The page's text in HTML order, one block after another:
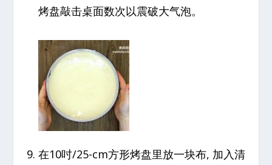
烤盘敲击桌面数次以震破大气泡。
在10吋/25-cm方形烤盘里放一块布, 加入清